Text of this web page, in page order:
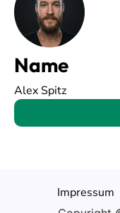
Name
Alex Spitz
Impressum